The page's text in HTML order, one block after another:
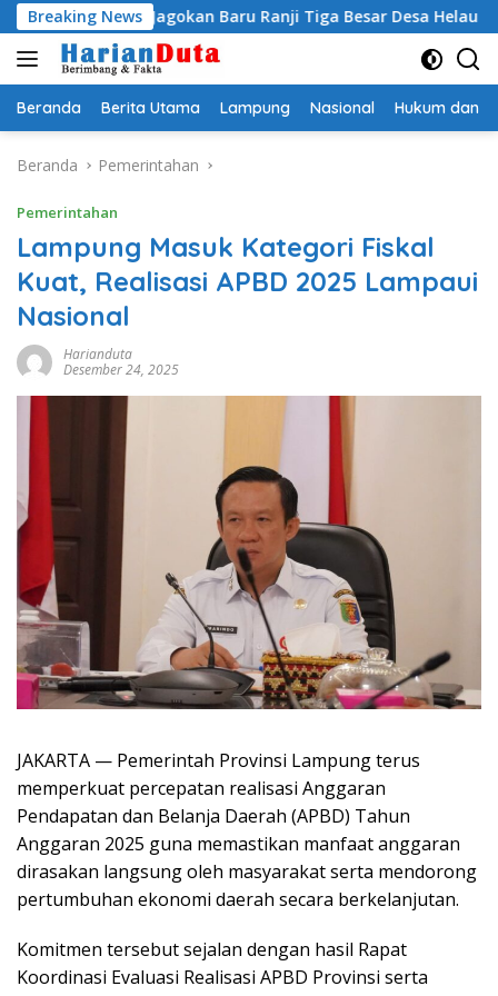
Langsung
ke
konten
Breaking News
Jagokan Baru Ranji Tiga Besar Desa Helau
Beranda Berita Utama Lampung Nasional Hukum dan
Beranda Pemerintahan
Pemerintahan
Lampung Masuk Kategori Fiskal
Kuat, Realisasi APBD 2025 Lampaui
Nasional
Harianduta
Desember 24, 2025
JAKARTA — Pemerintah Provinsi Lampung terus
memperkuat percepatan realisasi Anggaran
Pendapatan dan Belanja Daerah (APBD) Tahun
Anggaran 2025 guna memastikan manfaat anggaran
dirasakan langsung oleh masyarakat serta mendorong
pertumbuhan ekonomi daerah secara berkelanjutan.
Komitmen tersebut sejalan dengan hasil Rapat
Koordinasi Evaluasi Realisasi APBD Provinsi serta